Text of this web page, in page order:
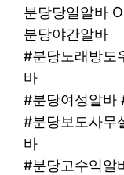
분당당일알바
분당야간알바
#분당노래방도
바
#분당여성알바
#분당보도사무
바
#분당고수익알